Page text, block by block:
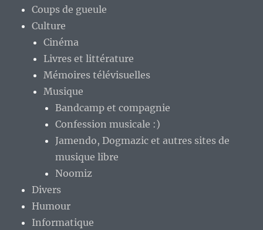
Coups de gueule
Culture
Cinéma
Livres et littérature
Mémoires télévisuelles
Musique
Bandcamp et compagnie
Confession musicale :)
Jamendo, Dogmazic et autres sites de
musique libre
Noomiz
Divers
Humour
Informatique